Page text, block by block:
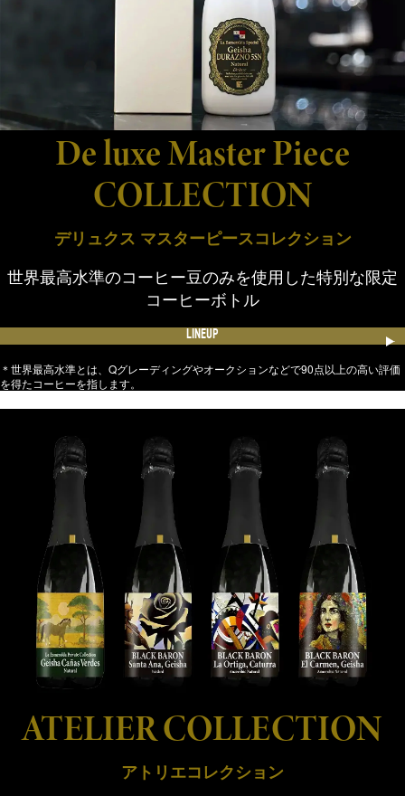
De luxe Master Piece
COLLECTION
デリュクス マスターピースコレクション
世界最高水準のコーヒー豆のみを使用した特別な限定
コーヒーボトル
LINEUP
＊世界最高水準とは、Qグレーディングやオークションなどで90点以上の高い評価
を得たコーヒーを指します。
ATELIER COLLECTION
アトリエコレクション